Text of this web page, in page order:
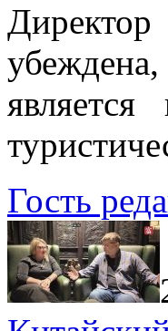
Гость